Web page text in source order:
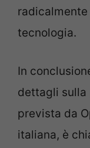
tecnologia.
In
dettagli sulla
prevista da
italiana, è